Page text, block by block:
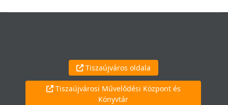
Tiszaújváros oldala
Tiszaújvárosi Művelődési Központ és
Könyvtár